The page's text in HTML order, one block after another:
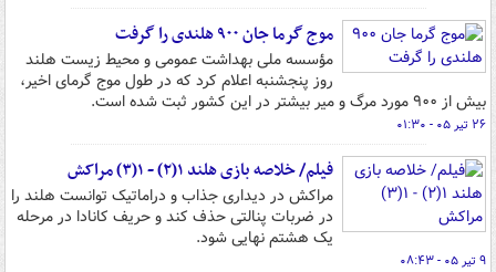
موج گرما جان ۹۰۰ هلندی را گرفت
مؤسسه ملی بهداشت عمومی و محیط زیست هلند
روز پنجشنبه اعلام کرد که در طول موج گرمای اخیر،
بیش از ۹۰۰ مورد مرگ و میر بیشتر در این کشور ثبت شده است.
۲۶ تیر ۰۵ - ۰۱:۳۰
فیلم/ خلاصه بازی هلند ۱(۲) - ۱(۳) مراکش
مراکش در دیداری جذاب و دراماتیک توانست هلند را
در ضربات پنالتی حذف کند و حریف کانادا در مرحله
یک هشتم نهایی شود.
۹ تیر ۰۵ - ۰۸:۴۳